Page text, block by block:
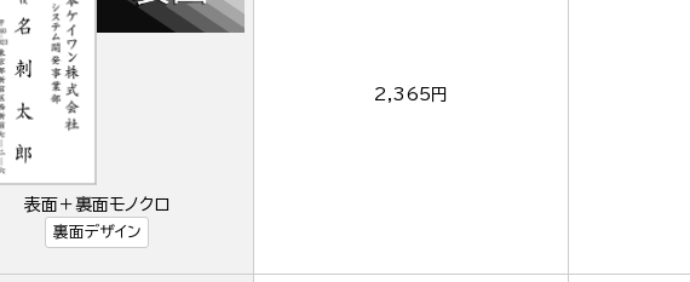
表面＋裏面モノクロ
裏面デザイン
2,365円